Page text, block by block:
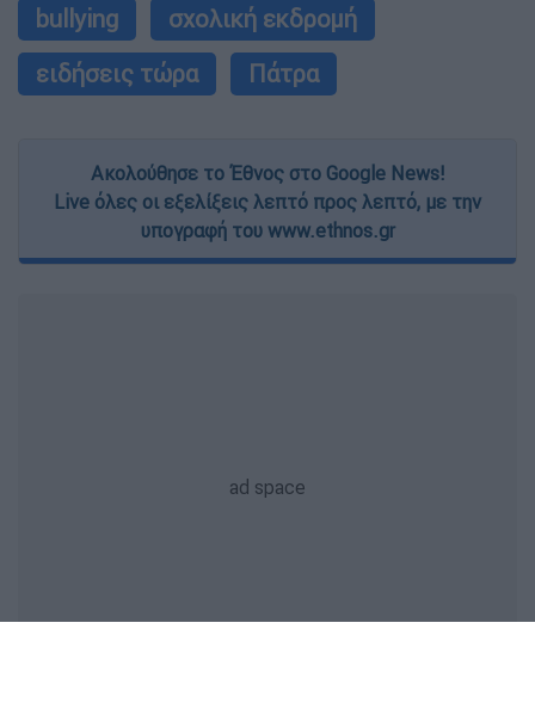
bullying
σχολική εκδρομή
ειδήσεις τώρα
Πάτρα
Ακολούθησε το Έθνος στο Google News!
Live όλες οι εξελίξεις λεπτό προς λεπτό, με την
υπογραφή του www.ethnos.gr